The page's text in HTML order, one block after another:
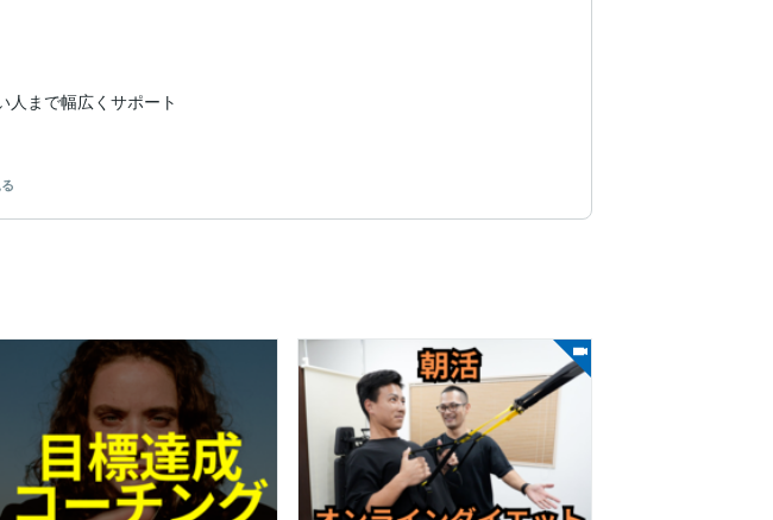
まで幅広くサポート
トレーナー
作、飲食、NFT関連）、外資系ファンドマネージャー、保険マン、ド